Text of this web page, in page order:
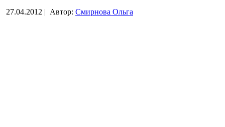
27.04.2012 | Автор: Смирнова Ольга